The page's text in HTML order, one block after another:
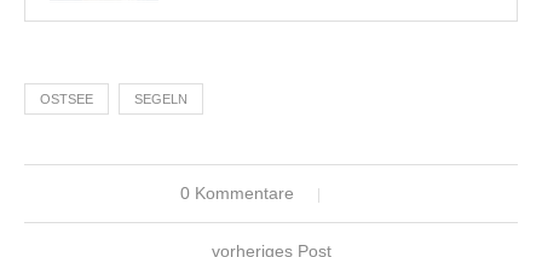
OSTSEE SEGELN
0 Kommentare
vorheriges Post